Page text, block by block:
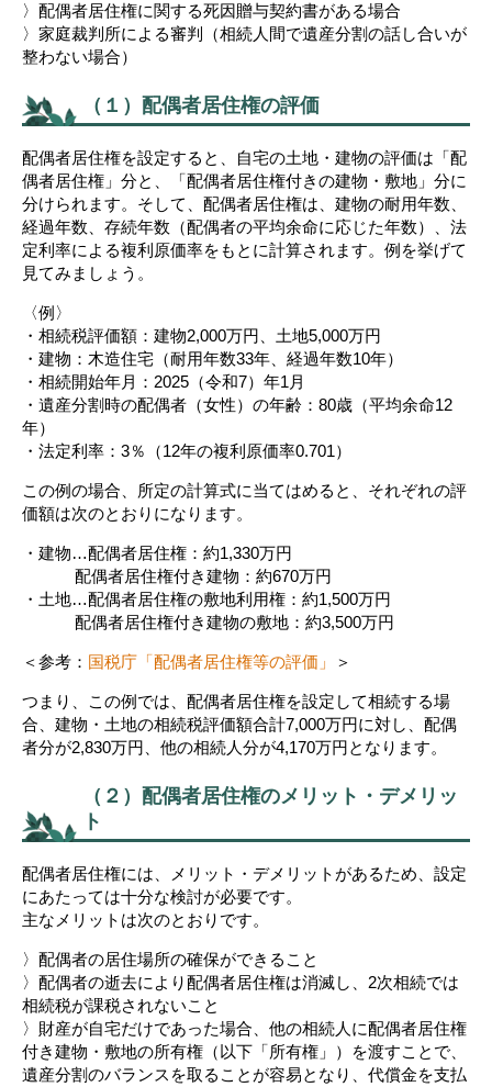
〉配偶者居住権に関する死因贈与契約書がある場合
〉家庭裁判所による審判（相続人間で遺産分割の話し合いが
整わない場合）
（１）配偶者居住権の評価
配偶者居住権を設定すると、自宅の土地・建物の評価は「配
偶者居住権」分と、「配偶者居住権付きの建物・敷地」分に
分けられます。そして、配偶者居住権は、建物の耐用年数、
経過年数、存続年数（配偶者の平均余命に応じた年数）、法
定利率による複利原価率をもとに計算されます。例を挙げて
見てみましょう。
〈例〉
・相続税評価額：建物2,000万円、土地5,000万円
・建物：木造住宅（耐用年数33年、経過年数10年）
・相続開始年月：2025（令和7）年1月
・遺産分割時の配偶者（女性）の年齢：80歳（平均余命12
年）
・法定利率：3％（12年の複利原価率0.701）
この例の場合、所定の計算式に当てはめると、それぞれの評
価額は次のとおりになります。
・建物…配偶者居住権：約1,330万円
配偶者居住権付き建物：約670万円
・土地…配偶者居住権の敷地利用権：約1,500万円
配偶者居住権付き建物の敷地：約3,500万円
＜参考： 国税庁「配偶者居住権等の評価」 ＞
つまり、この例では、配偶者居住権を設定して相続する場
合、建物・土地の相続税評価額合計7,000万円に対し、配偶
者分が2,830万円、他の相続人分が4,170万円となります。
（２）配偶者居住権のメリット・デメリッ
ト
配偶者居住権には、メリット・デメリットがあるため、設定
にあたっては十分な検討が必要です。
主なメリットは次のとおりです。
〉配偶者の居住場所の確保ができること
〉配偶者の逝去により配偶者居住権は消滅し、2次相続では
相続税が課税されないこと
〉財産が自宅だけであった場合、他の相続人に配偶者居住権
付き建物・敷地の所有権（以下「所有権」）を渡すことで、
遺産分割のバランスを取ることが容易となり、代償金を支払